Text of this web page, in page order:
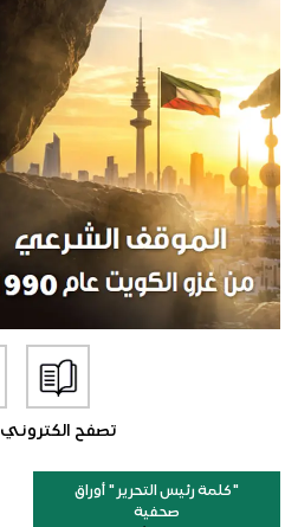
تصفح الكتروني
"كلمة رئيس التحرير " أوراق
صحفية